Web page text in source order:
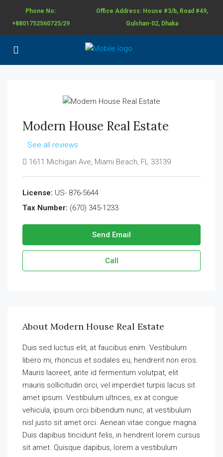
Phone No:
+8801752560725/29
Office Address: House #3/b, Road #49,
Gulshan-02, Dhaka
Modern House Real Estate
See all reviews
1611 Michigan Ave, Miami Beach, FL 33139
License: US- 876-5644
Tax Number: (670) 345-1233
Send Email
Call
About Modern House Real Estate
Duis sed luctus elit, at faucibus enim. Vestibulum
libero mi, rhoncus et sodales eu, hendrerit non eros.
Mauris laoreet, ante id fermentum volutpat, elit
mauris sollicitudin orci, vel imperdiet turpis lacus sit
amet ipsum. Vestibulum ultrices, ex at congue
vehicula, ipsum orci bibendum nunc, at vestibulum
nisl justo sit amet orci. Aenean vitae congue magna.
Duis dapibus tincidunt felis, in hendrerit lorem cursus
sit amet. Quisque dapibus, lorem a vestibulum